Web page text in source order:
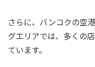
さらに、バンコクの空
グエリアでは、多くの
ています。